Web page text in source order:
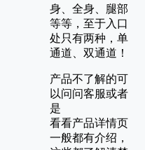
身、全身、腿部
等等，至于入口
处只有两种，单
通道、双通道！
产品不了解的可
以问问客服或者
是
看看产品详情页
一般都有介绍，